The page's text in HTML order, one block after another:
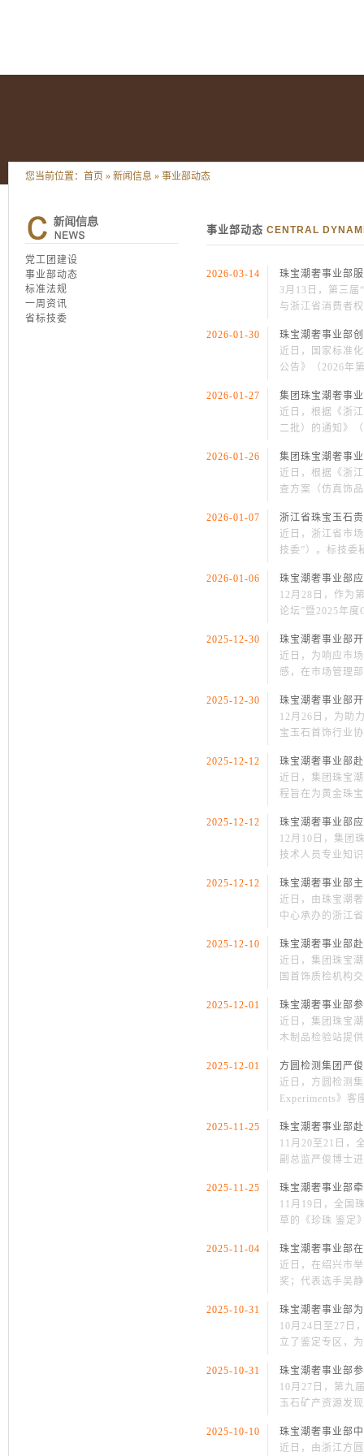
您当前位置： 首页 » 新闻信息 » 事业部动态
党工团建设
事业部动态
标准法规
一周资讯
省标技委
事业部动态 CENTRAL
2026-03-14
珠宝潮奢事业部
3月13日，第三届
与浙江省消费者
2026-01-30
珠宝潮奢事业部
近日，国家标准
公告》（2026年
2026-01-27
集团珠宝潮奢事
近日，根据《浙
二批）的通知》
2026-01-26
集团珠宝潮奢事
近日，根据《浙
查方案（仿真饰
2026-01-07
浙江省珠宝玉石
近日，浙江省市
技委”）。标技委
2026-01-06
珠宝潮奢事业部
12月28日，作为
论坛”暨2025年
2025-12-30
珠宝潮奢事业部
近日，为响应市
感，在市场管理
2025-12-30
珠宝潮奢事业部
12月26日，为助
宝玉石首饰行业
2025-12-12
珠宝潮奢事业部
近日，集团珠宝
程旨在为黄金珠
2025-12-12
珠宝潮奢事业部
12月10日，集团
技术人员专业知
2025-12-12
珠宝潮奢事业部
近日，由珠宝潮
中心承办的浙江
2025-12-10
珠宝潮奢事业部
近日，集团珠宝
国首饰质检机构
2025-12-01
珠宝潮奢事业部
近日，集团珠宝
木制品检验站提
2025-12-01
方圆检测集团严
近日，方圆检测
Experiments》
2025-11-25
珠宝潮奢事业部
11月20至21日，
副总监严俊博士
2025-11-25
珠宝潮奢事业部
11月19日，全国
草的《珍珠 鉴定
2025-11-04
珠宝潮奢事业部
近日，在绍兴市
奖；代表选手吴
2025-10-31
珠宝潮奢事业部
10月24日至27日
立了鉴定专区，
2025-10-31
珠宝潮奢事业部
10月27日，第九
玉石矿产资源发
2025-10-10
珠宝潮奢事业部
近日，由浙江方